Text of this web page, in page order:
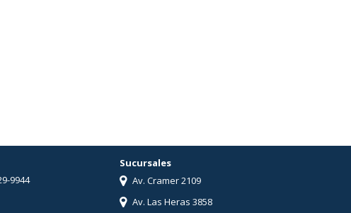
9944
Sucursales
Av. Cramer 2109
Av. Las Heras 3858